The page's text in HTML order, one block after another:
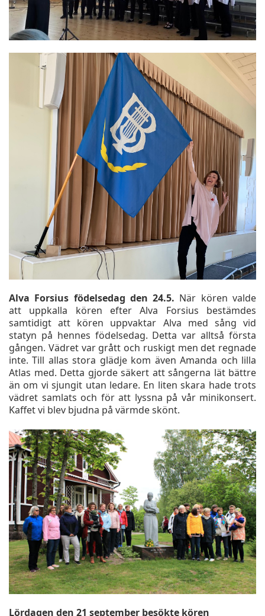
Alva Forsius födelsedag den 24.5. När kören valde
att uppkalla kören efter Alva Forsius bestämdes
samtidigt att kören uppvaktar Alva med sång vid
statyn på hennes födelsedag. Detta var alltså första
gången. Vädret var grått och ruskigt men det regnade
inte. Till allas stora glädje kom även Amanda och lilla
Atlas med. Detta gjorde säkert att sångerna lät bättre
än om vi sjungit utan ledare. En liten skara hade trots
vädret samlats och för att lyssna på vår minikonsert.
Kaffet vi blev bjudna på värmde skönt.
Lördagen den 21 september besökte kören